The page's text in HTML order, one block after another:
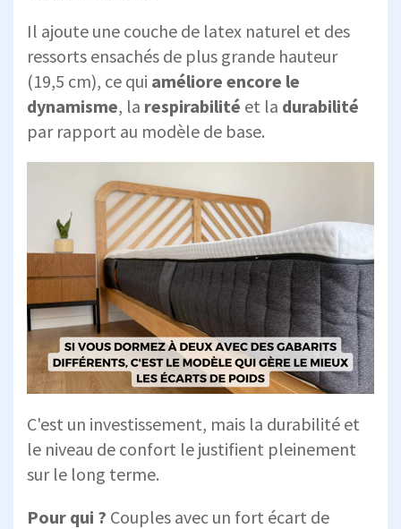
Il ajoute une couche de latex naturel et des
ressorts ensachés de plus grande hauteur
(19,5 cm), ce qui améliore encore le
dynamisme, la respirabilité et la durabilité
par rapport au modèle de base.
C'est un investissement, mais la durabilité et
le niveau de confort le justifient pleinement
sur le long terme.
Pour qui ? Couples avec un fort écart de